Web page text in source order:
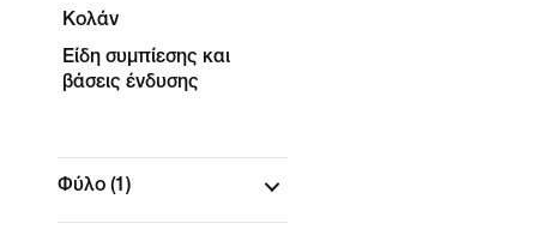
Κολάν
Είδη συμπίεσης και
βάσεις ένδυσης
Φύλο (1)